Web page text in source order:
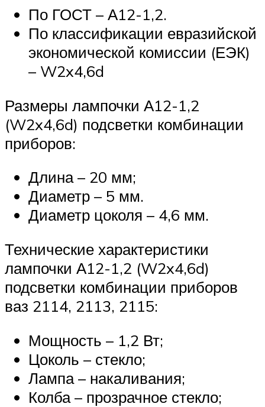
По ГОСТ – А12-1,2.
По классификации евразийской
экономической комиссии (ЕЭК)
– W2x4,6d
Размеры лампочки А12-1,2
(W2x4,6d) подсветки комбинации
приборов:
Длина – 20 мм;
Диаметр – 5 мм.
Диаметр цоколя – 4,6 мм.
Технические характеристики
лампочки А12-1,2 (W2x4,6d)
подсветки комбинации приборов
ваз 2114, 2113, 2115:
Мощность – 1,2 Вт;
Цоколь – стекло;
Лампа – накаливания;
Колба – прозрачное стекло;